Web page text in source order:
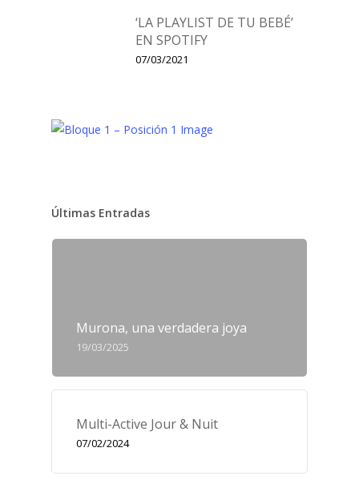
‘LA PLAYLIST DE TU BEBÉ’
EN SPOTIFY
07/03/2021
Últimas Entradas
Murona, una verdadera joya
19/03/2025
Multi-Active Jour & Nuit
07/02/2024